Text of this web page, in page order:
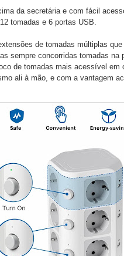
da secretária e com fácil
tomadas e 6 portas USB.
de tomadas múltiplas
sempre concorridas tomadas na
de tomadas mais acessível em
ali à mão, e com a vantagem